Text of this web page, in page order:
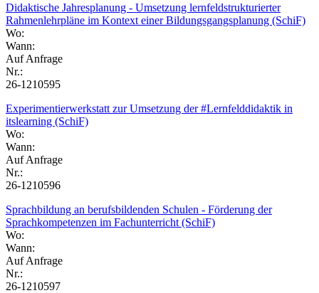
Didaktische Jahresplanung - Umsetzung lernfeldstrukturierter
Rahmenlehrpläne im Kontext einer Bildungsgangsplanung (SchiF)
Wo:
Wann:
Auf Anfrage
Nr.:
26-1210595
Experimentierwerkstatt zur Umsetzung der #Lernfelddidaktik in
itslearning (SchiF)
Wo:
Wann:
Auf Anfrage
Nr.:
26-1210596
Sprachbildung an berufsbildenden Schulen - Förderung der
Sprachkompetenzen im Fachunterricht (SchiF)
Wo:
Wann:
Auf Anfrage
Nr.:
26-1210597